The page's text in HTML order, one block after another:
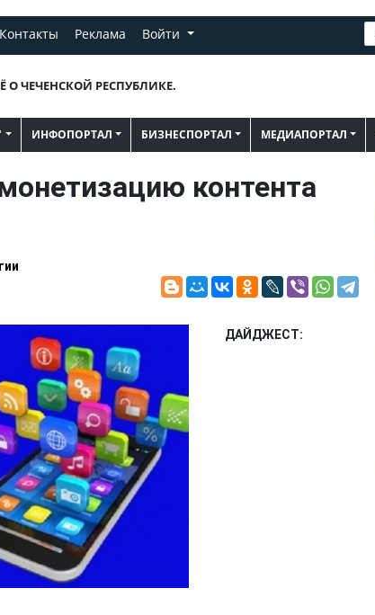
Контакты Реклама Войти
О ЧЕЧЕНСКОЙ РЕСПУБЛИКЕ.
ИНФОПОРТАЛ БИЗНЕСПОРТАЛ МЕДИАПОРТАЛ
контента
ДАЙДЖЕСТ: